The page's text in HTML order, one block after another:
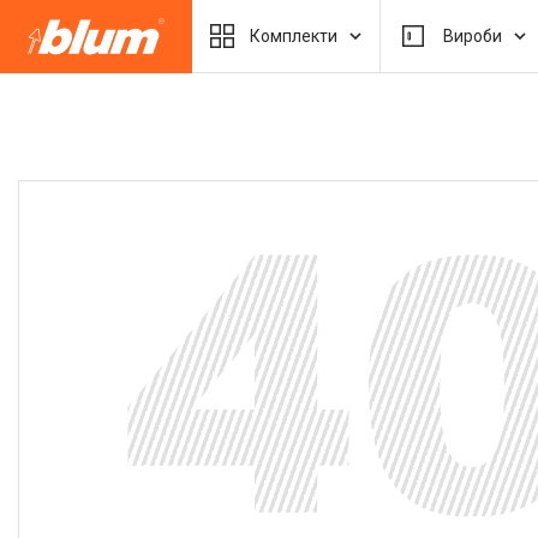
Комплекти Вироби